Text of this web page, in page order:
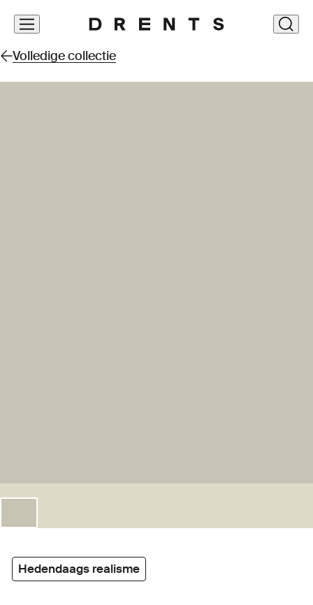
Navigatie
Volledige collectie
Hedendaags realisme